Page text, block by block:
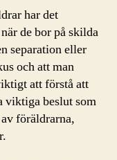
har det
de bor på skilda
separation eller
och att man
att förstå att
viktiga beslut som
föräldrarna,